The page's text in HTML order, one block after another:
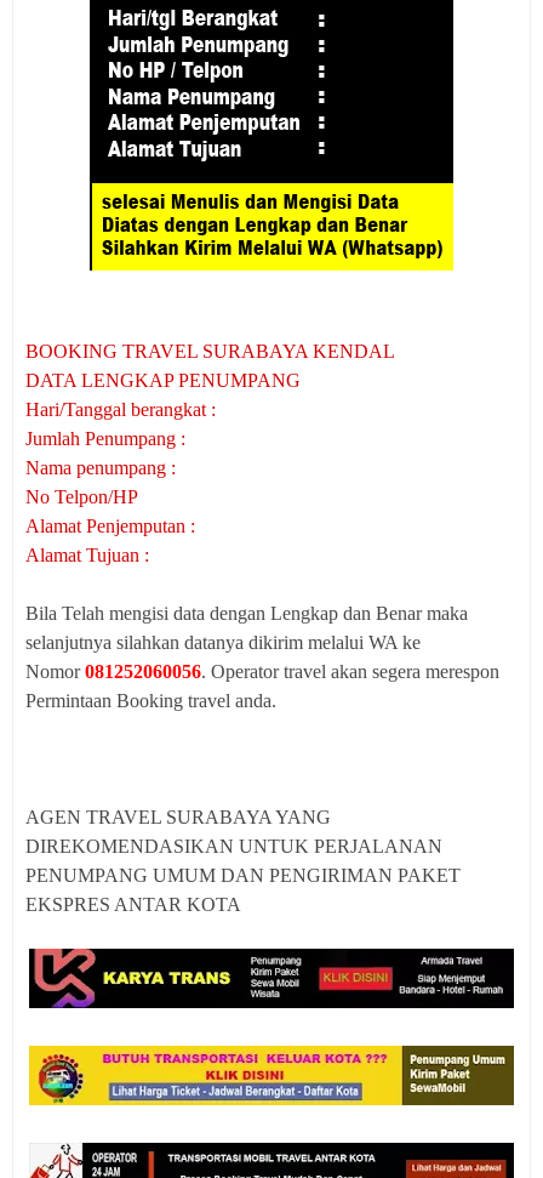
BOOKING TRAVEL SURABAYA KENDAL
DATA LENGKAP PENUMPANG
Hari/Tanggal berangkat :
Jumlah Penumpang :
Nama penumpang :
No Telpon/HP
Alamat Penjemputan :
Alamat Tujuan :
Bila Telah mengisi data dengan Lengkap dan Benar maka
selanjutnya silahkan datanya dikirim melalui WA ke
Nomor081252060056. Operator travel akan segera merespon
Permintaan Booking travel anda.
AGEN TRAVEL SURABAYA YANG
DIREKOMENDASIKAN UNTUK PERJALANAN
PENUMPANG UMUM DAN PENGIRIMAN PAKET
EKSPRES ANTAR KOTA